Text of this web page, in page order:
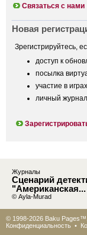
Связаться с нами
Новая
Зрегистрируйтесь,
доступ к
посылка
участие в
личный
Журналы
Сценарий
"Американская...
© Ayla-Murad
© 1998-2026 Baku
Конфиденциальность •